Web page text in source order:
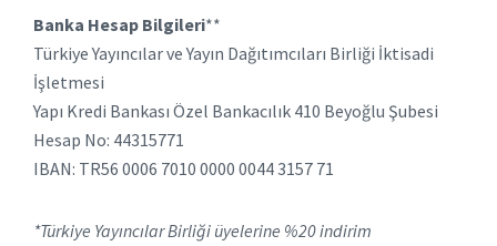
Banka Hesap Bilgileri**
Türkiye Yayıncılar ve Yayın Dağıtımcıları Birliği İktisadi
İşletmesi
Yapı Kredi Bankası Özel Bankacılık 410 Beyoğlu Şubesi
Hesap No: 44315771
IBAN: TR56 0006 7010 0000 0044 3157 71
*Türkiye Yayıncılar Birliği üyelerine %20 indirim